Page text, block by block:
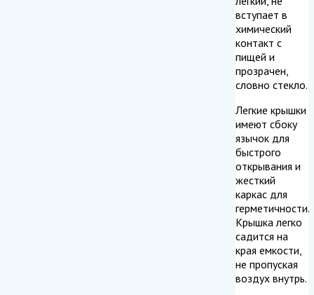
вступает в
химический
контакт с
пищей и
прозрачен,
словно стекло.
Легкие крышки
имеют сбоку
язычок для
быстрого
открывания и
жесткий
каркас для
герметичности.
Крышка легко
садится на
края емкости,
не пропуская
воздух внутрь.